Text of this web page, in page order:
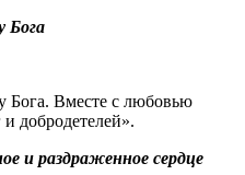
Бога
Бога. Вместе с любовью
добродетелей».
и раздраженное сердце